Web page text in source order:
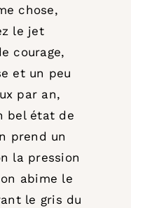
chose,
le jet
courage,
et un peu
par an,
bel état de
prend un
la pression
abime le
le gris du